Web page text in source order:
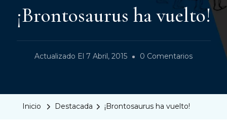
¡Brontosaurus ha vuelto!
Actualizado El 7 Abril, 2015 0 ComentariosEn
Inicio Destacada ¡Brontosaurus ha vuelto!